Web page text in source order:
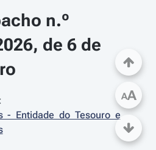
n.º
de 6 de
- Entidade do Tesouro e
AA